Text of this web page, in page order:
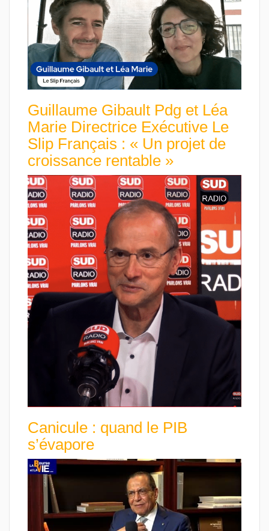
Guillaume Gibault Pdg et Léa
Marie Directrice Exécutive Le
Slip Français : « Un projet de
croissance rentable »
Canicule : quand le PIB
s’évapore